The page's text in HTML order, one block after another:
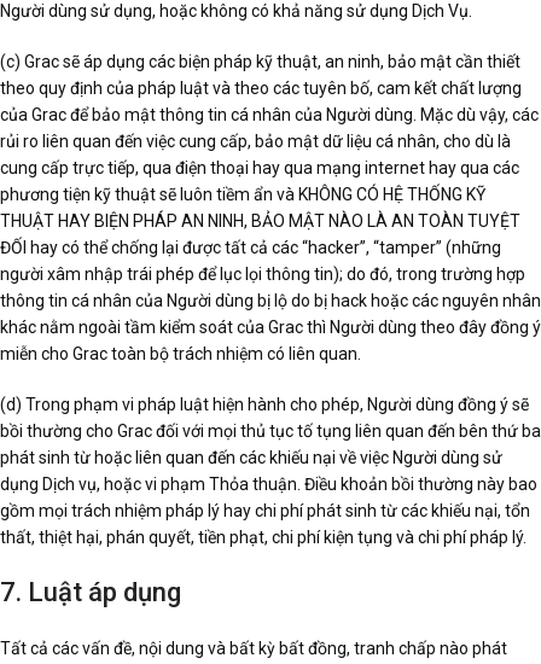
Người dùng sử dụng, hoặc không có khả năng sử dụng Dịch Vụ.
(c) Grac sẽ áp dụng các biện pháp kỹ thuật, an ninh, bảo mật cần thiết
theo quy định của pháp luật và theo các tuyên bố, cam kết chất lượng
của Grac để bảo mật thông tin cá nhân của Người dùng. Mặc dù vậy, các
rủi ro liên quan đến việc cung cấp, bảo mật dữ liệu cá nhân, cho dù là
cung cấp trực tiếp, qua điện thoại hay qua mạng internet hay qua các
phương tiện kỹ thuật sẽ luôn tiềm ẩn và KHÔNG CÓ HỆ THỐNG KỸ
THUẬT HAY BIỆN PHÁP AN NINH, BẢO MẬT NÀO LÀ AN TOÀN TUYỆT
ĐỐI hay có thể chống lại được tất cả các “hacker”, “tamper” (những
người xâm nhập trái phép để lục lọi thông tin); do đó, trong trường hợp
thông tin cá nhân của Người dùng bị lộ do bị hack hoặc các nguyên nhân
khác nằm ngoài tầm kiểm soát của Grac thì Người dùng theo đây đồng ý
miễn cho Grac toàn bộ trách nhiệm có liên quan.
(d) Trong phạm vi pháp luật hiện hành cho phép, Người dùng đồng ý sẽ
bồi thường cho Grac đối với mọi thủ tục tố tụng liên quan đến bên thứ ba
phát sinh từ hoặc liên quan đến các khiếu nại về việc Người dùng sử
dụng Dịch vụ, hoặc vi phạm Thỏa thuận. Điều khoản bồi thường này bao
gồm mọi trách nhiệm pháp lý hay chi phí phát sinh từ các khiếu nại, tổn
thất, thiệt hại, phán quyết, tiền phạt, chi phí kiện tụng và chi phí pháp lý.
7. Luật áp dụng
Tất cả các vấn đề, nội dung và bất kỳ bất đồng, tranh chấp nào phát